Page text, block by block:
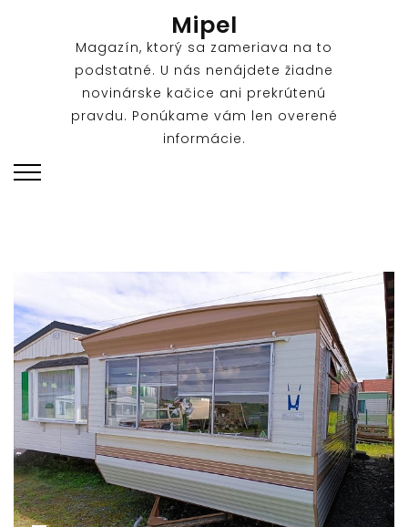
Mipel
Magazín, ktorý sa zameriava na to
podstatné. U nás nenájdete žiadne
novinárske kačice ani prekrútenú
pravdu. Ponúkame vám len overené
informácie.